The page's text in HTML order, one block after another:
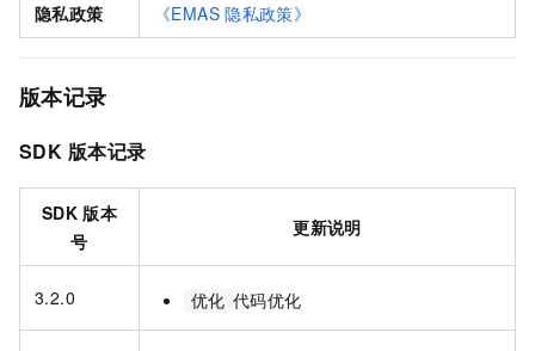
隐私政策 《EMAS 隐私政策》
版本记录
SDK 版本记录
SDK 版本
号
更新说明
3.2.0 优化 代码优化